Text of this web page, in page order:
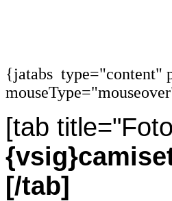
{jatabs type="content"
[tab
[/tab]